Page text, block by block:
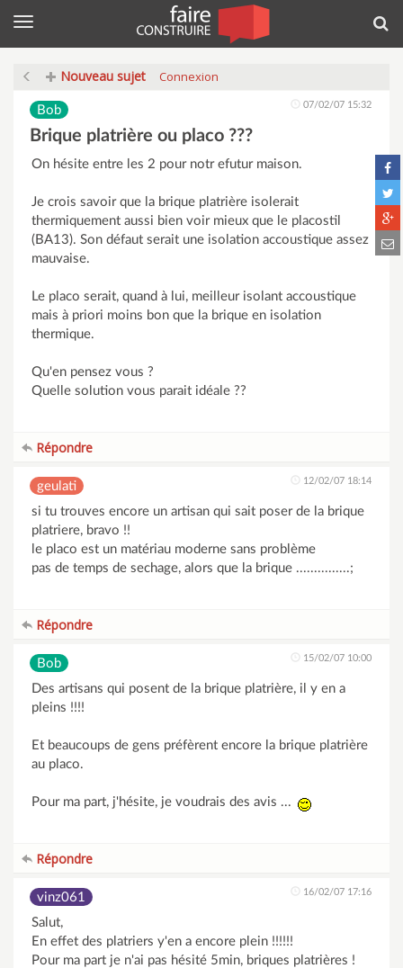
Menu
Nouveau sujet Connexion
Bob 07/02/07 15:32
Brique platrière ou placo ???
On hésite entre les 2 pour notr efutur maison.
Je crois savoir que la brique platrière isolerait
thermiquement aussi bien voir mieux que le placostil
(BA13). Son défaut serait une isolation accoustique assez
mauvaise.
Le placo serait, quand à lui, meilleur isolant accoustique
mais à priori moins bon que la brique en isolation
thermique.
Qu'en pensez vous ?
Quelle solution vous parait idéale ??
Répondre
geulati 12/02/07 18:14
si tu trouves encore un artisan qui sait poser de la brique
platriere, bravo !!
le placo est un matériau moderne sans problème
pas de temps de sechage, alors que la brique ...............;
Répondre
Bob 15/02/07 10:00
Des artisans qui posent de la brique platrière, il y en a
pleins !!!!
Et beaucoups de gens préfèrent encore la brique platrière
au placo.
Pour ma part, j'hésite, je voudrais des avis ...
Répondre
vinz061 16/02/07 17:16
Salut,
En effet des platriers y'en a encore plein !!!!!!
Pour ma part je n'ai pas hésité 5min, briques platrières !